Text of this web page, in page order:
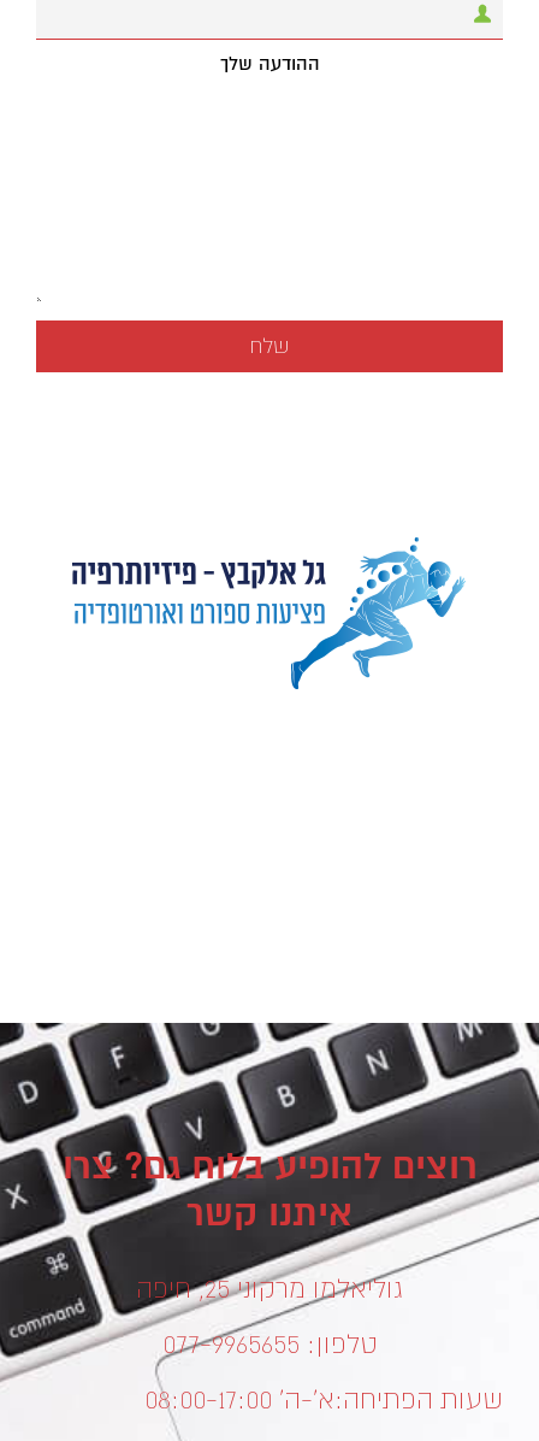
ההודעה שלך
רוצים להופיע בלוח גם? צרו
איתנו קשר
גוליאלמו מרקוני 25, חיפה
טלפון: 077-9965655
שעות הפתיחה:א’-ה’ 08:00-17:00